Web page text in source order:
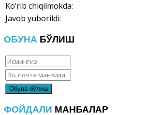
Ko’rib chiqilmokda:
Javob yuborildi:
ОБУНА БЎЛИШ
ФОЙДАЛИ МАНБАЛАР